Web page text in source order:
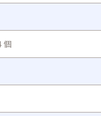
個